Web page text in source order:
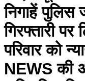
निगाहें पुलिस
गिरफ्तारी पर
परिवार को
NEWS की